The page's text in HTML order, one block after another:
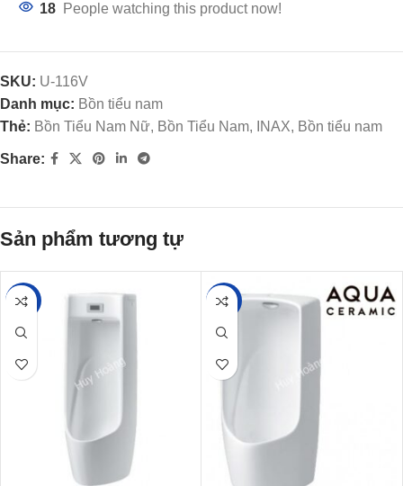
18 People watching this product now!
SKU: U-116V
Danh mục: Bồn tiểu nam
Thẻ: Bồn Tiểu Nam Nữ, Bồn Tiểu Nam, INAX, Bồn tiểu nam
Share:
Sản phẩm tương tự
-12% -11%